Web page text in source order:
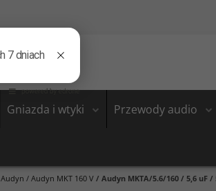
Gniazda i wtyki Przewody audio
Audyn / Audyn MKT 160 V / Audyn MKTA/5.6/160 / 5,6 uF /